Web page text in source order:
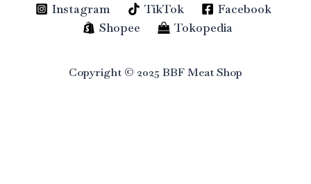
Instagram TikTok
Facebook
Shopee
Tokopedia
Copyright © 2025 BBF Meat Shop